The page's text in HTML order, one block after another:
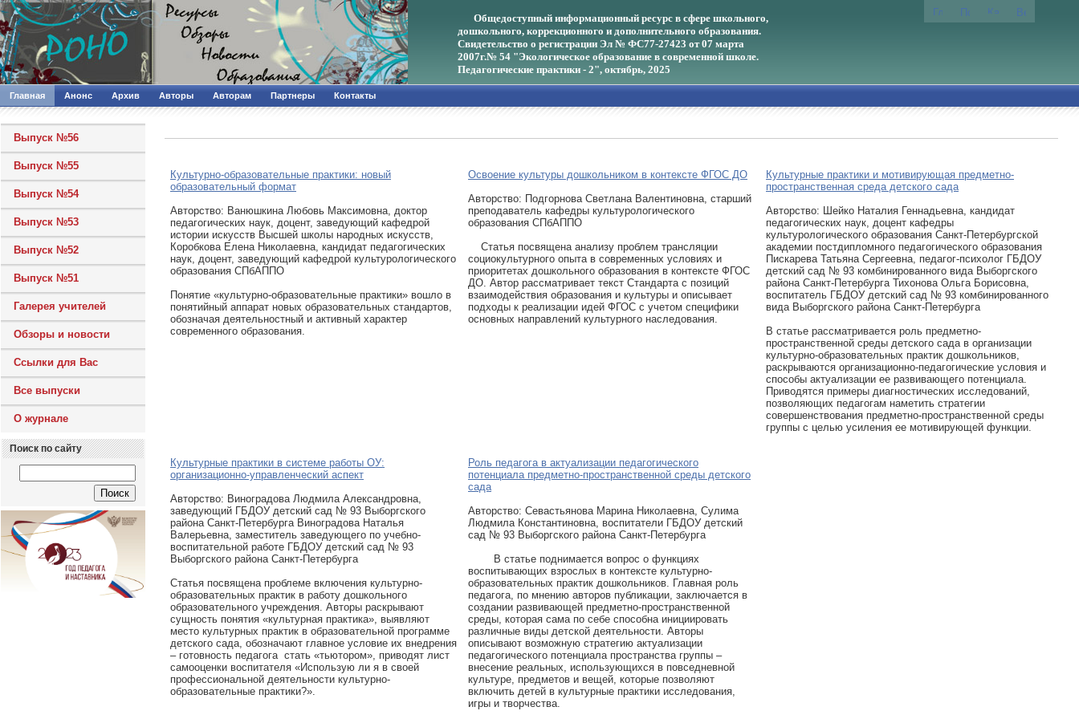
Общедоступный информационный ресурс в сфере школьного,
дошкольного, коррекционного и дополнительного образования.
Свидетельство о регистрации Эл № ФС77-27423 от 07 марта
2007г.№ 54 "Экологическое образование в современной школе.
Педагогические практики - 2", октябрь, 2025
Главная Анонс Архив Авторы Авторам Партнеры Контакты
Выпуск №56
Выпуск №55
Выпуск №54
Выпуск №53
Выпуск №52
Выпуск №51
Галерея учителей
Обзоры и новости
Ссылки для Вас
Все выпуски
О журнале
Поиск по сайту
Культурно-образовательные практики: новый
образовательный формат
Авторcтво: Ванюшкина Любовь Максимовна, доктор
педагогических наук, доцент, заведующий кафедрой
истории искусств Высшей школы народных искусств,
Коробкова Елена Николаевна, кандидат педагогических
наук, доцент, заведующий кафедрой культурологического
образования СПбАППО
Понятие «культурно-образовательные практики» вошло в
понятийный аппарат новых образовательных стандартов,
обозначая деятельностный и активный характер
современного образования.
Освоение культуры дошкольником в контексте ФГОС ДО
Авторcтво: Подгорнова Светлана Валентиновна, старший
преподаватель кафедры культурологического
образования СПбАППО
Статья посвящена анализу проблем трансляции
социокультурного опыта в современных условиях и
приоритетах дошкольного образования в контексте ФГОС
ДО. Автор рассматривает текст Стандарта с позиций
взаимодействия образования и культуры и описывает
подходы к реализации идей ФГОС с учетом специфики
основных направлений культурного наследования.
Культурные практики и мотивирующая предметно-
пространственная среда детского сада
Авторcтво: Шейко Наталия Геннадьевна, кандидат
педагогических наук, доцент кафедры
культурологического образования Санкт-Петербургской
академии постдипломного педагогического образования
Пискарева Татьяна Сергеевна, педагог-психолог ГБДОУ
детский сад № 93 комбинированного вида Выборгского
района Санкт-Петербурга Тихонова Ольга Борисовна,
воспитатель ГБДОУ детский сад № 93 комбинированного
вида Выборгского района Санкт-Петербурга
В статье рассматривается роль предметно-
пространственной среды детского сада в организации
культурно-образовательных практик дошкольников,
раскрываются организационно-педагогические условия и
способы актуализации ее развивающего потенциала.
Приводятся примеры диагностических исследований,
позволяющих педагогам наметить стратегии
совершенствования предметно-пространственной среды
группы с целью усиления ее мотивирующей функции.
Культурные практики в системе работы ОУ:
организационно-управленческий аспект
Авторcтво: Виноградова Людмила Александровна,
заведующий ГБДОУ детский сад № 93 Выборгского
района Санкт-Петербурга Виноградова Наталья
Валерьевна, заместитель заведующего по учебно-
воспитательной работе ГБДОУ детский сад № 93
Выборгского района Санкт-Петербурга
Статья посвящена проблеме включения культурно-
образовательных практик в работу дошкольного
образовательного учреждения. Авторы раскрывают
сущность понятия «культурная практика», выявляют
место культурных практик в образовательной программе
детского сада, обозначают главное условие их внедрения
– готовность педагога стать «тьютором», приводят лист
самооценки воспитателя «Использую ли я в своей
профессиональной деятельности культурно-
образовательные практики?».
Роль педагога в актуализации педагогического
потенциала предметно-пространственной среды детского
сада
Авторcтво: Севастьянова Марина Николаевна, Сулима
Людмила Константиновна, воспитатели ГБДОУ детский
сад № 93 Выборгского района Санкт-Петербурга
В статье поднимается вопрос о функциях
воспитывающих взрослых в контексте культурно-
образовательных практик дошкольников. Главная роль
педагога, по мнению авторов публикации, заключается в
создании развивающей предметно-пространственной
среды, которая сама по себе способна инициировать
различные виды детской деятельности. Авторы
описывают возможную стратегию актуализации
педагогического потенциала пространства группы –
внесение реальных, использующихся в повседневной
культуре, предметов и вещей, которые позволяют
включить детей в культурные практики исследования,
игры и творчества.